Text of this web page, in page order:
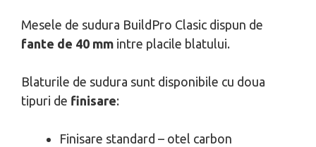
Mesele de sudura BuildPro Clasic dispun de
fante de 40 mm intre placile blatului.
Blaturile de sudura sunt disponibile cu doua
tipuri de finisare:
Finisare standard – otel carbon